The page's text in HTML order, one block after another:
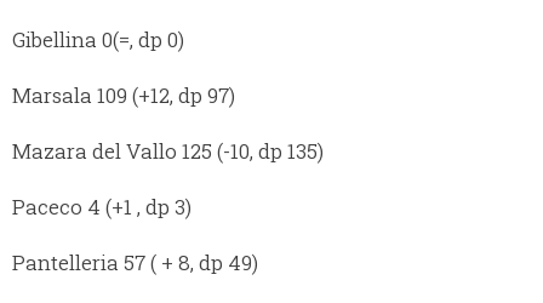
Gibellina 0(=, dp 0)
Marsala 109 (+12, dp 97)
Mazara del Vallo 125 (-10, dp 135)
Paceco 4 (+1 , dp 3)
Pantelleria 57 ( + 8, dp 49)